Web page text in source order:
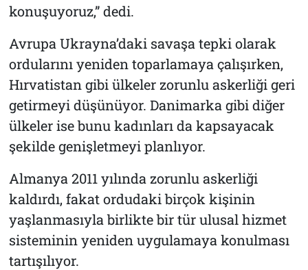
konuşuyoruz,” dedi.
Avrupa Ukrayna’daki savaşa tepki olarak
ordularını yeniden toparlamaya çalışırken,
Hırvatistan gibi ülkeler zorunlu askerliği geri
getirmeyi düşünüyor. Danimarka gibi diğer
ülkeler ise bunu kadınları da kapsayacak
şekilde genişletmeyi planlıyor.
Almanya 2011 yılında zorunlu askerliği
kaldırdı, fakat ordudaki birçok kişinin
yaşlanmasıyla birlikte bir tür ulusal hizmet
sisteminin yeniden uygulamaya konulması
tartışılıyor.